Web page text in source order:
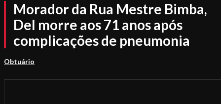
Morador da Rua Mestre Bimba,
Del morre aos 71 anos após
complicações de pneumonia
Obtuário